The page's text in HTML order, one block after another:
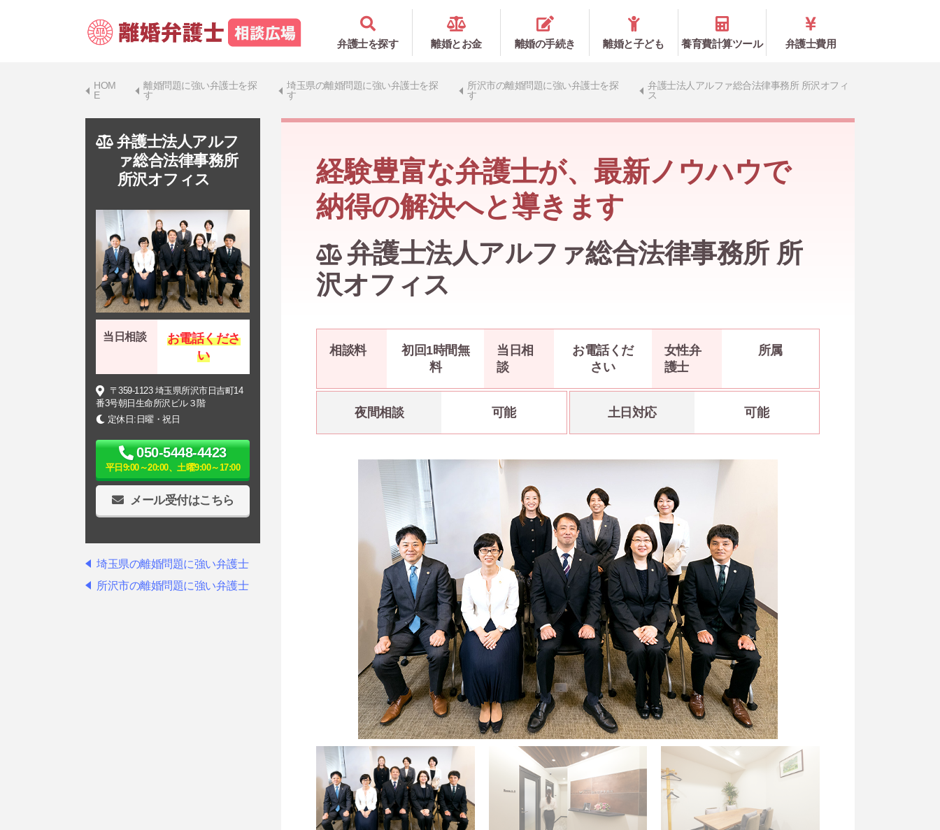
弁護士を探す 離婚とお金 離婚の手続き 離婚と子ども 養育費計算ツール 弁護士費用
HOM
E
離婚問題に強い弁護士を探
す
埼玉県の離婚問題に強い弁護士を探
す
所沢市の離婚問題に強い弁護士を探
す
弁護士法人アルファ総合法律事務所 所沢オフィ
ス
経験豊富な弁護士が、最新ノウハウで
納得の解決へと導きます
弁護士法人アルファ総合法律事務所 所
沢オフィス
相談料
初回1時間無
料
当日相
談
お電話くだ
さい
女性弁
護士
所属
夜間相談 可能 土日対応 可能
弁護士法人アルフ
ァ総合法律事務所
所沢オフィス
当日相談
お電話くださ
い
〒359-1123 埼玉県所沢市日吉町14
番3号朝日生命所沢ビル３階
定休日:日曜・祝日
050-5448-4423
平日9:00～20:00、土曜9:00～17:00
メール受付はこちら
埼玉県の離婚問題に強い弁護士
所沢市の離婚問題に強い弁護士